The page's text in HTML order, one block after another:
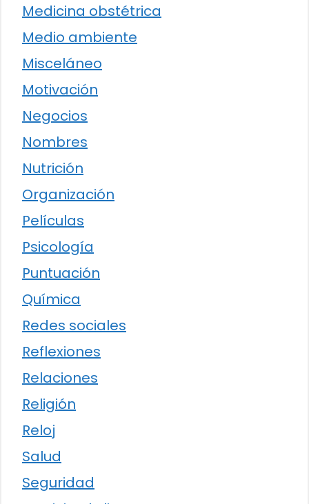
Medicina obstétrica
Medio ambiente
Misceláneo
Motivación
Negocios
Nombres
Nutrición
Organización
Películas
Psicología
Puntuación
Química
Redes sociales
Reflexiones
Relaciones
Religión
Reloj
Salud
Seguridad